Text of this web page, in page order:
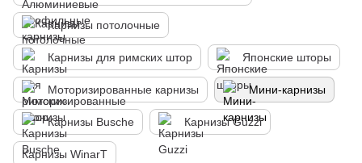
Карнизы потолочные
Карнизы для римских штор Японские шторы
Моторизированные карнизы Мини-карнизы
Карнизы Busche Карнизы Guzzi
Карнизы WinarT